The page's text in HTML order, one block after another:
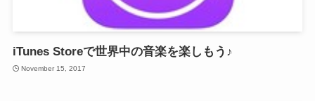
iTunes Storeで世界中の音楽を楽しもう♪
November 15, 2017